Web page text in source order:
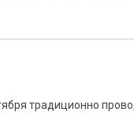
традиционно